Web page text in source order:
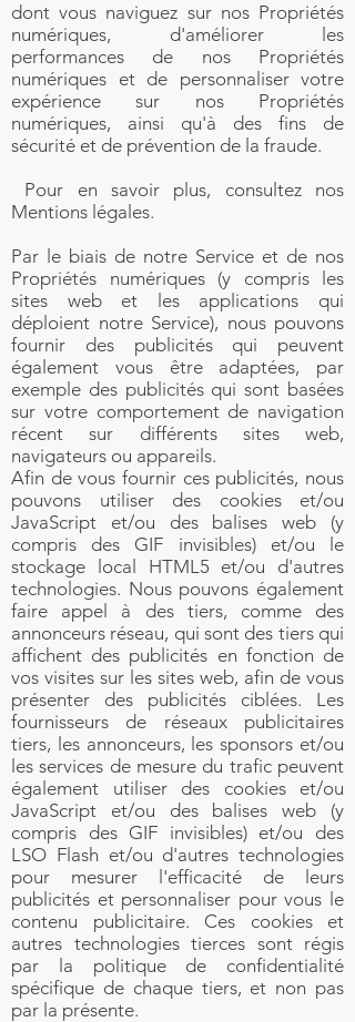
dont vous naviguez sur nos Propriétés
numériques, d'améliorer les
performances de nos Propriétés
numériques et de personnaliser votre
expérience sur nos Propriétés
numériques, ainsi qu'à des fins de
sécurité et de prévention de la fraude.
Pour en savoir plus, consultez nos
Mentions légales.
Par le biais de notre Service et de nos
Propriétés numériques (y compris les
sites web et les applications qui
déploient notre Service), nous pouvons
fournir des publicités qui peuvent
également vous être adaptées, par
exemple des publicités qui sont basées
sur votre comportement de navigation
récent sur différents sites web,
navigateurs ou appareils.
Afin de vous fournir ces publicités, nous
pouvons utiliser des cookies et/ou
JavaScript et/ou des balises web (y
compris des GIF invisibles) et/ou le
stockage local HTML5 et/ou d'autres
technologies. Nous pouvons également
faire appel à des tiers, comme des
annonceurs réseau, qui sont des tiers qui
affichent des publicités en fonction de
vos visites sur les sites web, afin de vous
présenter des publicités ciblées. Les
fournisseurs de réseaux publicitaires
tiers, les annonceurs, les sponsors et/ou
les services de mesure du trafic peuvent
également utiliser des cookies et/ou
JavaScript et/ou des balises web (y
compris des GIF invisibles) et/ou des
LSO Flash et/ou d'autres technologies
pour mesurer l'efficacité de leurs
publicités et personnaliser pour vous le
contenu publicitaire. Ces cookies et
autres technologies tierces sont régis
par la politique de confidentialité
spécifique de chaque tiers, et non pas
par la présente.